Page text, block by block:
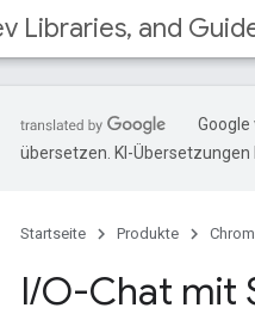
Libraries, and
übersetzen. KI-Übersetzungen
Startseite Produkte
I/O-Chat mit